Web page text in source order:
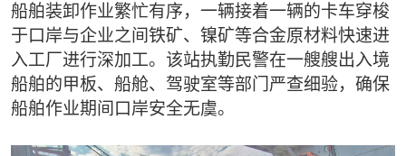
船舶装卸作业繁忙有序，一辆接着一辆的卡车穿梭
于口岸与企业之间铁矿、镍矿等合金原材料快速进
入工厂进行深加工。该站执勤民警在一艘艘出入境
船舶的甲板、船舱、驾驶室等部门严查细验，确保
船舶作业期间口岸安全无虞。